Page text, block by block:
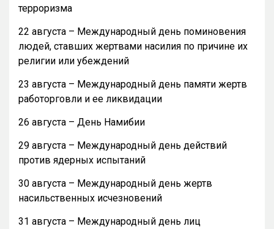
терроризма
22 августа – Международный день поминовения
людей, ставших жертвами насилия по причине их
религии или убеждений
23 августа – Международный день памяти жертв
работорговли и ее ликвидации
26 августа – День Намибии
29 августа – Международный день действий
против ядерных испытаний
30 августа – Международный день жертв
насильственных исчезновений
31 августа – Международный день лиц